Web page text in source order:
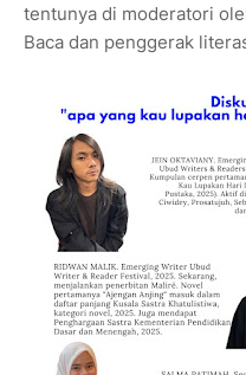
tentunya di moderatori
Baca dan penggerak